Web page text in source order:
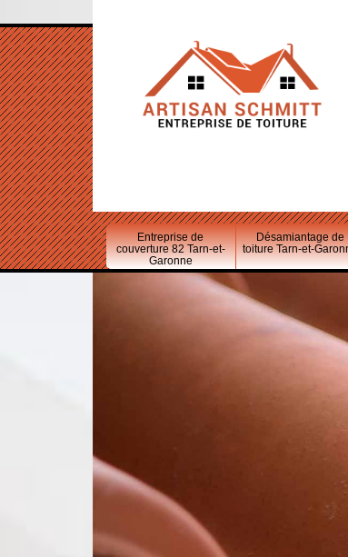
Entreprise de
couverture 82 Tarn-et-
Garonne
Désamiantage de
toiture Tarn-et-